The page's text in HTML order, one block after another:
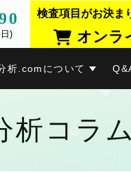
)
検査項目がお決ま
オンラ
析.comについて
析コラム